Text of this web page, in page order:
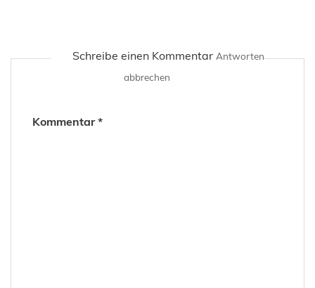
Schreibe einen Kommentar Antworten
abbrechen
Kommentar*